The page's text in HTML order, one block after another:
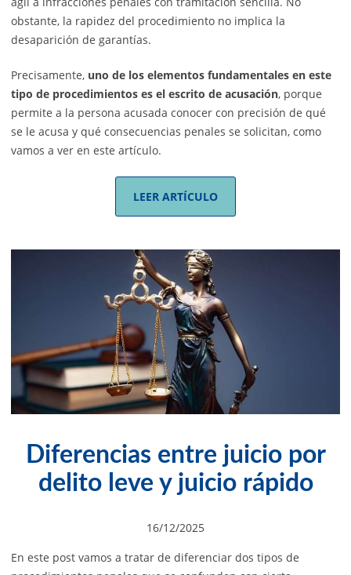
obstante, la rapidez del procedimiento no implica la
desaparición de garantías.
Precisamente, uno de los elementos fundamentales en este
tipo de procedimientos es el escrito de acusación, porque
permite a la persona acusada conocer con precisión de qué
se le acusa y qué consecuencias penales se solicitan, como
vamos a ver en este artículo.
LEER ARTÍCULO
Diferencias entre juicio por
delito leve y juicio rápido
16/12/2025
En este post vamos a tratar de diferenciar dos tipos de